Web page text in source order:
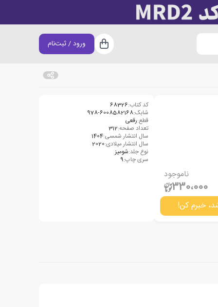
سبد خرید
ورود / ثبت‌نام
ناموجود
330،000
خبرم کن!
کد کتاب:68326
شابک:978-6008582168
قطع:رقعی
تعداد صفحه:312
سال انتشار شمسی:1404
سال انتشار میلادی:2020
نوع جلد:شومیز
سری چاپ:9